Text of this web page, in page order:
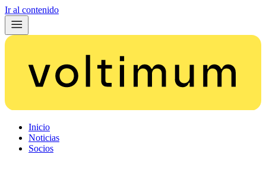
Ir al contenido
Inicio
Noticias
Socios